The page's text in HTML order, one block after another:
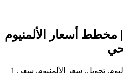
| مخطط أسعار الألمنيوم
تحويل الوحدات بسعر المنيوم اليوم. تحويل. سعر الألمنيوم. سعر. 1